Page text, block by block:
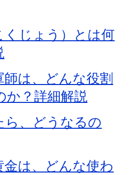
くじょう）とは何
は、どんな役割
か？詳細解説
ら、どうなるの
金は、どんな使わ